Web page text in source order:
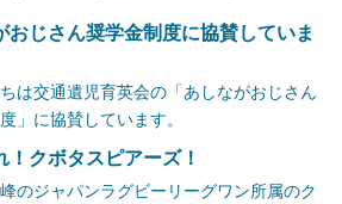
おじさん奨学金制度に協賛していま
は交通遺児育英会の「あしながおじさん
」に協賛しています。
！クボタスピアーズ！
のジャパンラグビーリーグワン所属のク